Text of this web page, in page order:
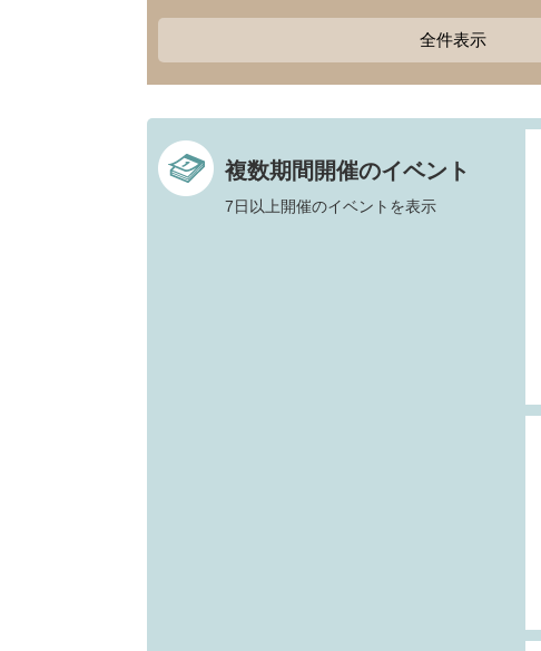
全件表示
複数期間開催のイベント
7日以上開催のイベントを表示